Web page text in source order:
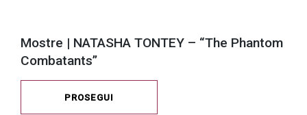
Mostre | NATASHA TONTEY – “The Phantom
Combatants”
PROSEGUI